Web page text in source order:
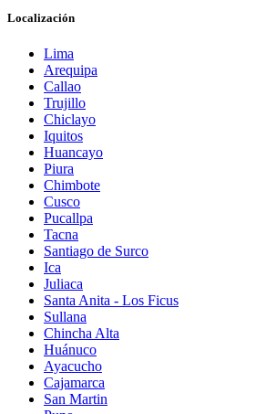
Localización
Lima
Arequipa
Callao
Trujillo
Chiclayo
Iquitos
Huancayo
Piura
Chimbote
Cusco
Pucallpa
Tacna
Santiago de Surco
Ica
Juliaca
Santa Anita - Los Ficus
Sullana
Chincha Alta
Huánuco
Ayacucho
Cajamarca
San Martin